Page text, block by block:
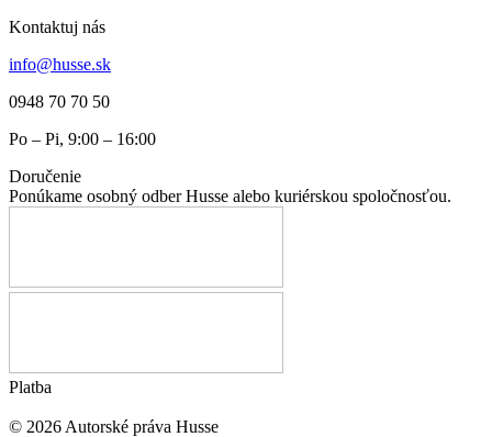
Kontaktuj nás
info@husse.sk
0948 70 70 50
Po – Pi, 9:00 – 16:00
Doručenie
Ponúkame osobný odber Husse alebo kuriérskou spoločnosťou.
Platba
© 2026 Autorské práva Husse